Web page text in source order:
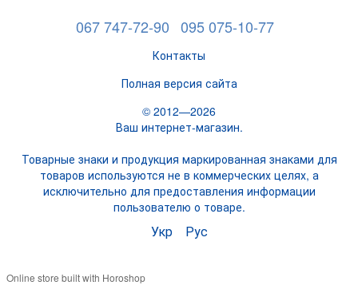
067 747-72-90 095 075-10-77
Контакты
Полная версия сайта
© 2012—2026
Ваш интернет-магазин.
Товарные знаки и продукция маркированная знаками для
товаров используются не в коммерческих целях, а
исключительно для предоставления информации
пользователю о товаре.
Укр Рус
Online store built with Horoshop